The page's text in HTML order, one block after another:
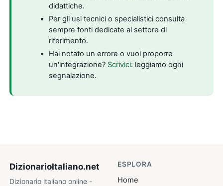
didattiche.
Per gli usi tecnici o specialistici consulta
sempre fonti dedicate al settore di
riferimento.
Hai notato un errore o vuoi proporre
un'integrazione? Scrivici: leggiamo ogni
segnalazione.
DizionarioItaliano.net
Dizionario italiano online -
ESPLORA
Home